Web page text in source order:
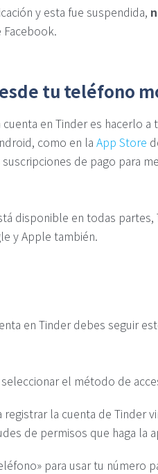
y esta fue suspendida,
tu teléfono
en Tinder es hacerlo
como en la App Store
de pago para
disponible en todas
y Apple también.
en Tinder debes seguir
el método de
registrar la cuenta de Tinder
de permisos que haga la
para usar tu número